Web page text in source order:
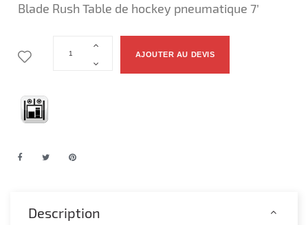
Blade Rush Table de hockey pneumatique 7’
AJOUTER AU DEVIS
Description